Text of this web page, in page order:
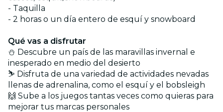
- Taquilla
- 2 horas o un día entero de esquí y snowboard
Qué vas a disfrutar
⛄ Descubre un país de las maravillas invernal e
inesperado en medio del desierto
⛷️ Disfruta de una variedad de actividades nevadas
llenas de adrenalina, como el esquí y el bobsleigh
🙌 Sube a los juegos tantas veces como quieras para
mejorar tus marcas personales